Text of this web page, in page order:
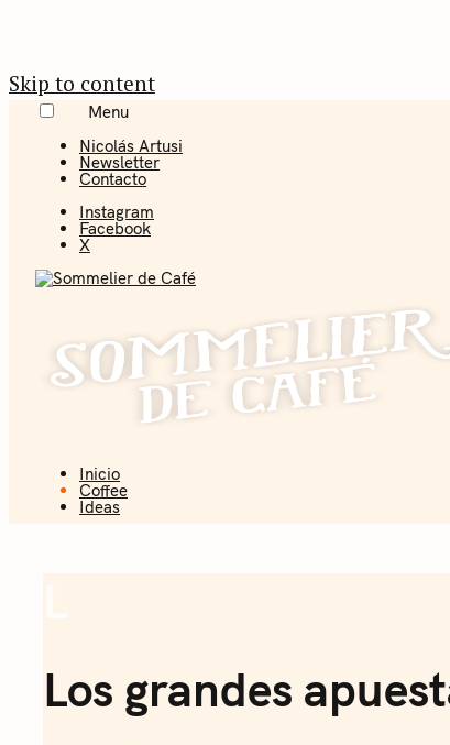
Skip to content
Menu
Nicolás Artusi
Newsletter
Contacto
Instagram
Facebook
X
Coffee + Ideas
Inicio
Coffee
Ideas
Los grandes